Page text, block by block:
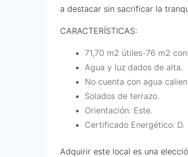
a destacar sin sacrificar la
CARACTERÍSTICAS:
71,70 m2 útiles-76 m2
Agua y luz dados de alta.
No cuenta con agua
Solados de terrazo.
Orientación: Este.
Certificado Energético: D.
Adquirir este local es una